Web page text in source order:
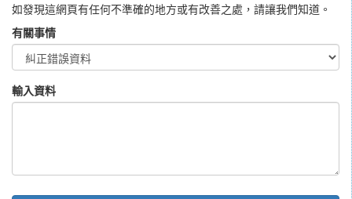
如發現這網頁有任何不準確的地方或有改善之處，請讓我們知道。
有關事情
輸入資料